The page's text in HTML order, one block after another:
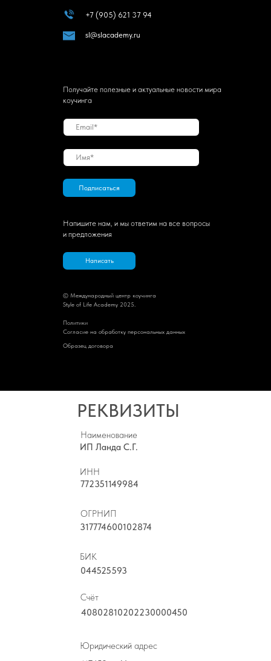
Получайте полезные и актуальные новости мира
коучинга
Подписаться
Написать
Напишите нам, и мы ответим на все вопросы
и предложения
+7 (905) 621 37 94
© Международный центр коучинга
Style of Life Academy 2025.
Политики
Cогласие на обработку персональных данных
Образец договора
sl@slacademy.ru
РЕКВИЗИТЫ
Наименование
ИП Ланда С.Г.
Счёт
40802810202230000450
БИК
044525593
ИНН
772351149984
ОГРНИП
317774600102874
Юридический адрес